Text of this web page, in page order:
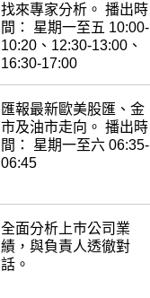
找來專家分析。 播出時
間： 星期一至五 10:00-
10:20、12:30-13:00、
16:30-17:00
匯報最新歐美股匯、金
市及油市走向。 播出時
間： 星期一至六 06:35-
06:45
全面分析上巿公司業
績，與負責人透徹對
話。